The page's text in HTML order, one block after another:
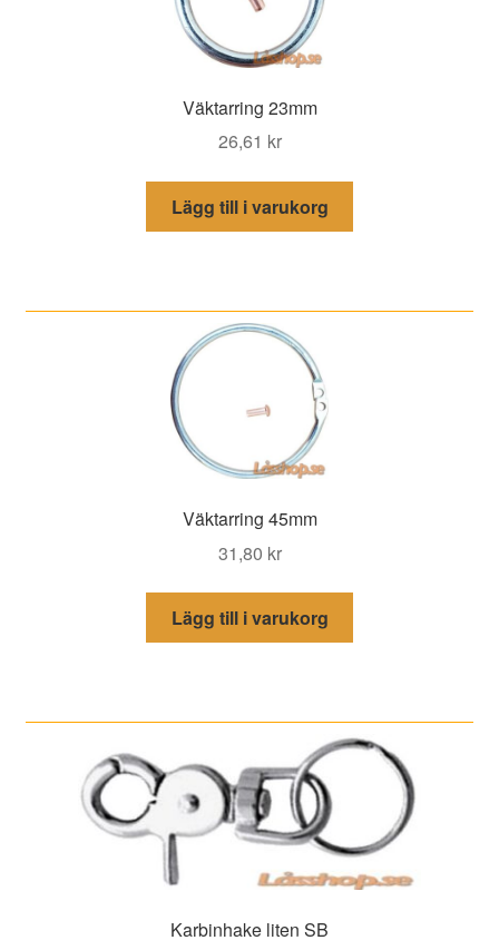
Väktarring 23mm
26,61 kr
Lägg till i varukorg
Väktarring 45mm
31,80 kr
Lägg till i varukorg
Karbinhake liten SB